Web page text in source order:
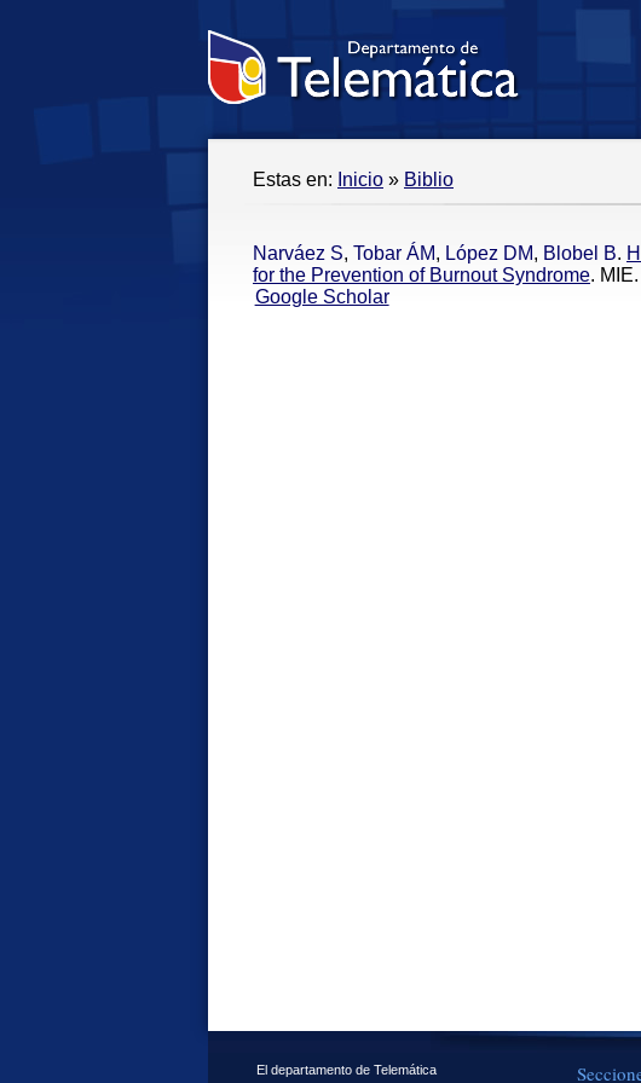
Estas en: Inicio » Biblio
Narváez S, Tobar ÁM, López DM, Blobel B.
for the Prevention of Burnout Syndrome.
Google Scholar
El departamento de Telemática